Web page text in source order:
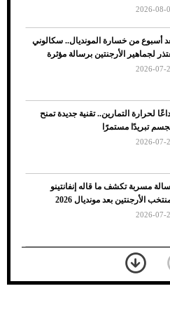
المناسب للقميص
2026-08-
أسبوع من خسارة المونديال.. سكالوني
لجماهير الأرجنتين برسالة مؤثرة
2026-07-
لحرارة التمارين.. تقنية جديدة تمنح
تبريدًا مستمرًا
2026-07-
مسربة تكشف ما قاله إنفانتينو
الأرجنتين بعد مونديال 2026
2026-07-
تكشف طريقة استخراج رقم
للزائر عبر أبشر
2026-07-